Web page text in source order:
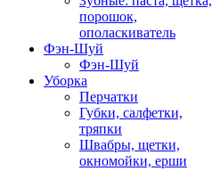
порошок,
ополаскиватель
Фэн-Шуй
Фэн-Шуй
Уборка
Перчатки
Губки, салфетки,
тряпки
Швабры, щетки,
окномойки, ерши